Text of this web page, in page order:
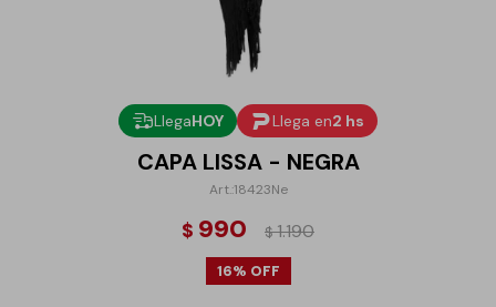
LlegaHOY Llega en2 hs
CAPA LISSA - NEGRA
18423Ne
$ 990 $1.190
16